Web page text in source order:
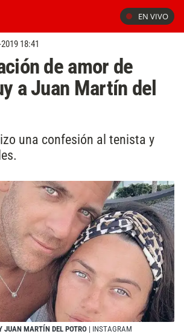
EN VIVO
18:41
de amor de
a Juan Martín del
una confesión al tenista y
JUAN MARTÍN DEL POTRO | INSTAGRAM